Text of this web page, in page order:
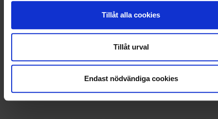
Tillåt alla cookies
Tillåt urval
Endast nödvändiga cookies
010-45 00 200​